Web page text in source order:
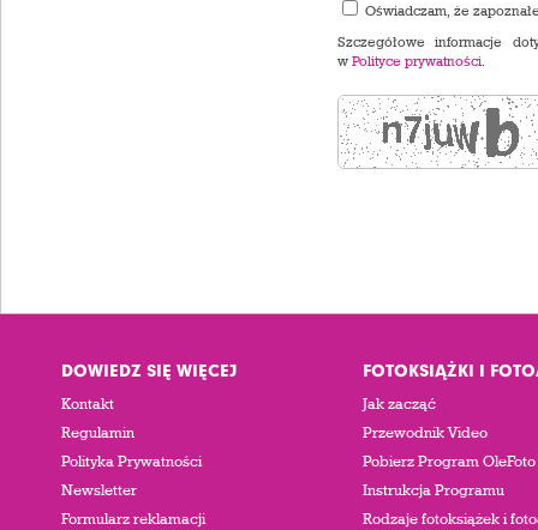
Oświadczam, że
Szczegółowe informacje
w Polityce prywatności.
DOWIEDZ SIĘ WIĘCEJ
Kontakt
Regulamin
Polityka Prywatności
Newsletter
Formularz reklamacji
FOTOKSIĄŻKI I
Jak zacząć
Przewodnik Video
Pobierz Program OleFoto
Instrukcja Programu
Rodzaje fotoksiążek i